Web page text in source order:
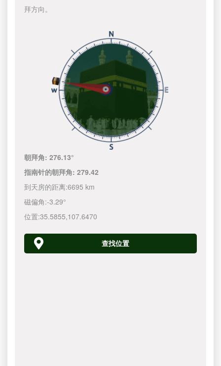
拜方向。
朝拜角:276.13°
指南针的朝拜角:279.42
到天房的距离:6695 km
磁偏角:-3.29°
位置:35.5855,107.6470
查找位置